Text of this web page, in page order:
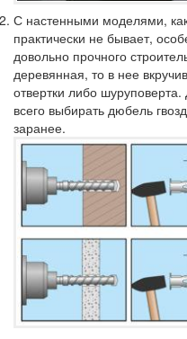
С настенными моделями,
практически не бывает,
довольно прочного
деревянная, то в нее
отвертки либо
всего выбирать дюбель
заранее.